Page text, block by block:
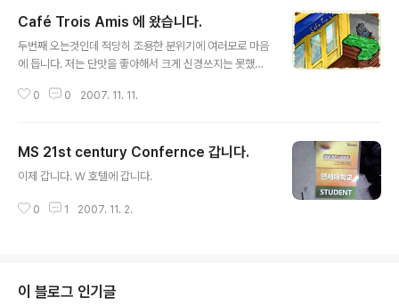
Café Trois Amis 에 왔습니다.
두번째 오는것인데 적당히 조용한 분위기에 여러모로 마음
에 듭니다. 저는 단맛을 좋아해서 크게 신경쓰지는 못했는
콜렛이 들어있다고 해서 불만입니다. 아무튼 저는 만족하
를 사용하실수 있다는것, -나름 합리적인 Price & Qualit
y -크지 않은 공간에 조용한 분위기 (물론 상황에 따라 모
하지 않은 AC 이런 조건 때문에 노트북을 가지고 오신 분
0 0 2007. 11. 11.
MS 21st century Confernce 갑니다.
이제 갑니다. W 호텔에 갑니다.
0 1 2007. 11. 2.
이 블로그 인기글